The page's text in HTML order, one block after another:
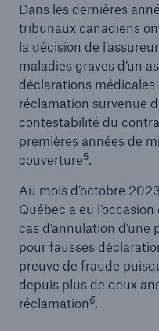
Dans les dernières
tribunaux canadiens
la décision de
maladies graves d’un
déclarations médicales
réclamation survenue
contestabilité du
premières années de
couverture5.
Au mois d’octobre
Québec a eu
cas d’annulation
pour fausses
preuve de fraude
depuis plus de deux
réclamation6.